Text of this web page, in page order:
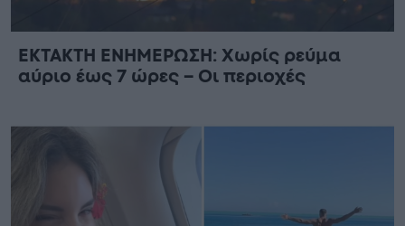
ΕΚΤΑΚΤΗ ΕΝΗΜΕΡΩΣΗ: Χωρίς ρεύμα
αύριο έως 7 ώρες – Οι περιοχές